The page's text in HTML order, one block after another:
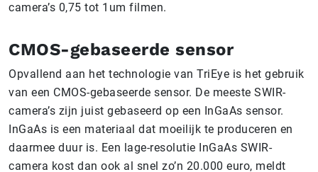
camera’s 0,75 tot 1um filmen.
CMOS-gebaseerde sensor
Opvallend aan het technologie van TriEye is het gebruik
van een CMOS-gebaseerde sensor. De meeste SWIR-
camera’s zijn juist gebaseerd op een InGaAs sensor.
InGaAs is een materiaal dat moeilijk te produceren en
daarmee duur is. Een lage-resolutie InGaAs SWIR-
camera kost dan ook al snel zo’n 20.000 euro, meldt